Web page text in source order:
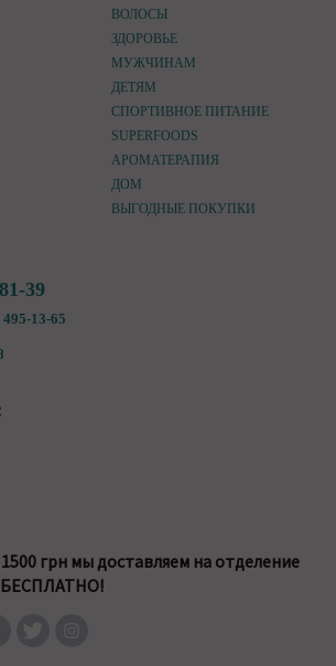
ВОЛОСЫ
ЗДОРОВЬЕ
МУЖЧИНАМ
ДЕТЯМ
СПОРТИВНОЕ ПИТАНИЕ
SUPERFOODS
АРОМАТЕРАПИЯ
ДОМ
ВЫГОДНЫЕ ПОКУПКИ
39
495-13-65
грн мы доставляем на отделение